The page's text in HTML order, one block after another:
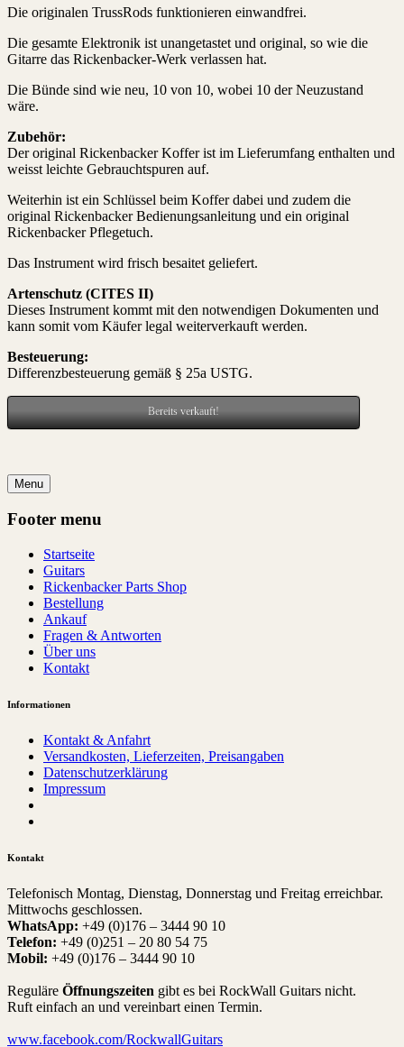
Die originalen TrussRods funktionieren einwandfrei.
Die gesamte Elektronik ist unangetastet und original, so wie die
Gitarre das Rickenbacker-Werk verlassen hat.
Die Bünde sind wie neu, 10 von 10, wobei 10 der Neuzustand
wäre.
Zubehör:
Der original Rickenbacker Koffer ist im Lieferumfang enthalten und
weisst leichte Gebrauchtspuren auf.
Weiterhin ist ein Schlüssel beim Koffer dabei und zudem die
original Rickenbacker Bedienungsanleitung und ein original
Rickenbacker Pflegetuch.
Das Instrument wird frisch besaitet geliefert.
Artenschutz (CITES II)
Dieses Instrument kommt mit den notwendigen Dokumenten und
kann somit vom Käufer legal weiterverkauft werden.
Besteuerung:
Differenzbesteuerung gemäß § 25a USTG.
Bereits verkauft!
Menu
Footer menu
Startseite
Guitars
Rickenbacker Parts Shop
Bestellung
Ankauf
Fragen & Antworten
Über uns
Kontakt
Informationen
Kontakt & Anfahrt
Versandkosten, Lieferzeiten, Preisangaben
Datenschutzerklärung
Impressum
Kontakt
Telefonisch Montag, Dienstag, Donnerstag und Freitag erreichbar.
Mittwochs geschlossen.
WhatsApp: +49 (0)176 – 3444 90 10
Telefon: +49 (0)251 – 20 80 54 75
Mobil: +49 (0)176 – 3444 90 10
Reguläre Öffnungszeiten gibt es bei RockWall Guitars nicht.
Ruft einfach an und vereinbart einen Termin.
www.facebook.com/RockwallGuitars